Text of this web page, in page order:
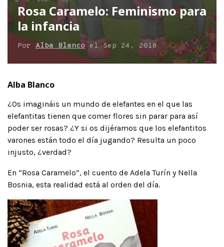
Rosa Caramelo: Feminismo para
la infancia
Por Alba Blanco elSep 24, 2018
Alba Blanco
¿Os imagináis un mundo de elefantes en el que las
elefantitas tienen que comer flores sin parar para así
poder ser rosas? ¿Y si os dijéramos que los elefantitos
varones están todo el día jugando? Resulta un poco
injusto, ¿verdad?
En “Rosa Caramelo”, el cuento de Adela Turín y Nella
Bosnia, esta realidad está al orden del día.